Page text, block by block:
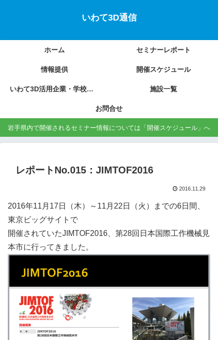
いわて3D通信
ホーム セミナーレポート
情報提供 開催スケジュール
いわて3D活用企業・学校の紹介 施設一覧
お問合せ
岩手県内で開催されるセミナー情報については「開催スケジュール」へ
レポートNo.015：JIMTOF2016
2016.11.29
2016年11月17日（木）～11月22日（火）までの6日間、
東京ビッグサイトで
開催されていたJIMTOF2016、第28回日本国際工作機械見
本市に行ってきました。